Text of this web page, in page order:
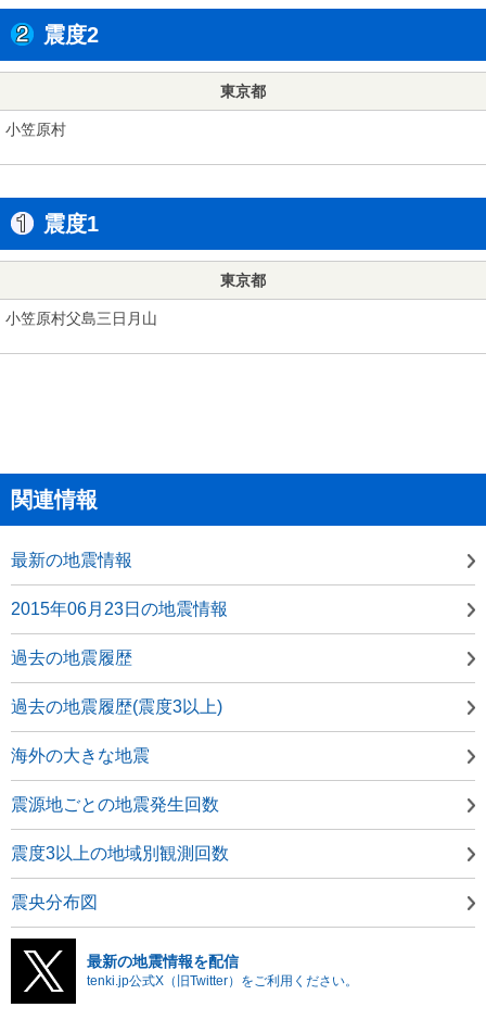
震度2
東京都
小笠原村
震度1
東京都
小笠原村父島三日月山
関連情報
最新の地震情報
2015年06月23日の地震情報
過去の地震履歴
過去の地震履歴(震度3以上)
海外の大きな地震
震源地ごとの地震発生回数
震度3以上の地域別観測回数
震央分布図
最新の地震情報を配信
tenki.jp公式X（旧Twitter）をご利用ください。